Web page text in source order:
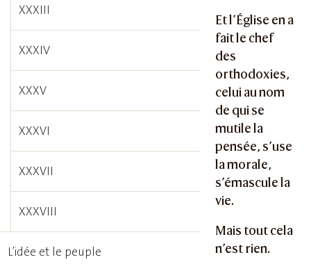
Et l’Église en a
fait le chef
des
orthodoxies,
celui au nom
de qui se
mutile la
pensée, s’use
la morale,
s’émascule la
vie.
Mais tout cela
n’est rien.
XXXIII
XXXIV
XXXV
XXXVI
XXXVII
XXXVIII
L’idée et le peuple